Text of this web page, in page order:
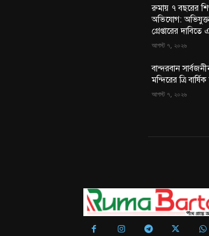
রুমায় ৭ বছরের
অভিযোগ:
গ্রেপ্তারের দাবিতে
আগস্ট ৭, ২০২৬
বান্দরবান
মন্দিরের ত্রি
আগস্ট ৭, ২০২৬